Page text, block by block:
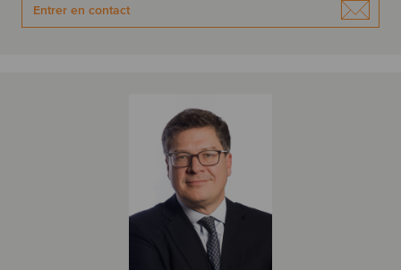
Entrer en contact